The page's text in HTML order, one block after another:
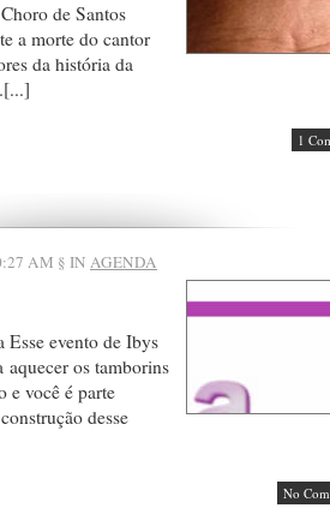
de Santos
a morte do cantor
da história da
1
AM § IN AGENDA
Esse evento de Ibys
aquecer os tamborins
e você é parte
desse
No